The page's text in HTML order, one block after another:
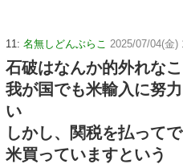
11: 名無しどんぶらこ 2025/07/04(金
石破はなんか的外れな
我が国でも米輸入に努
い
しかし、関税を払って
米買っていますという